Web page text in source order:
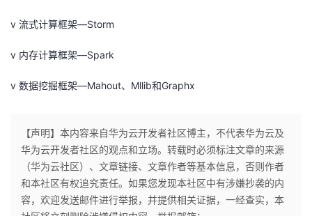
v 流式计算框架—Storm
v 内存计算框架—Spark
v 数据挖掘框架—Mahout、Mllib和Graphx
【声明】本内容来自华为云开发者社区博主，不代表华为云及
华为云开发者社区的观点和立场。转载时必须标注文章的来源
（华为云社区）、文章链接、文章作者等基本信息，否则作者
和本社区有权追究责任。如果您发现本社区中有涉嫌抄袭的内
容，欢迎发送邮件进行举报，并提供相关证据，一经查实，本